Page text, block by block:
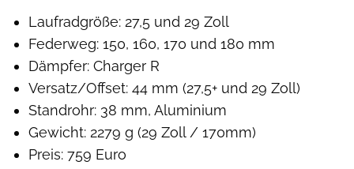
Laufradgröße: 27,5 und 29 Zoll
Federweg: 150, 160, 170 und 180 mm
Dämpfer: Charger R
Versatz/Offset: 44 mm (27,5+ und 29 Zoll)
Standrohr: 38 mm, Aluminium
Gewicht: 2279 g (29 Zoll / 170mm)
Preis: 759 Euro